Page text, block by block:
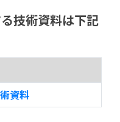
技術資料は下記
資料